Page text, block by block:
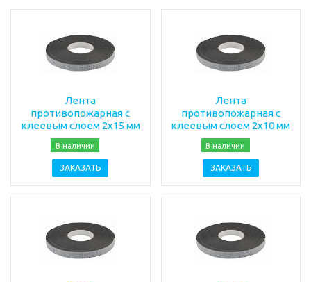
Лента
противопожарная с
клеевым слоем 2х15 мм
В наличии
ЗАКАЗАТЬ
Лента
противопожарная с
клеевым слоем 2х10 мм
В наличии
ЗАКАЗАТЬ